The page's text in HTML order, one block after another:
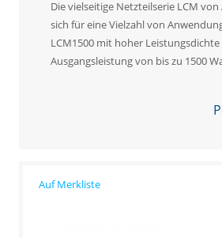
Die vielseitige Netzteilserie LCM
sich für eine Vielzahl von
LCM1500 mit hoher
Ausgangsleistung von bis zu 1500